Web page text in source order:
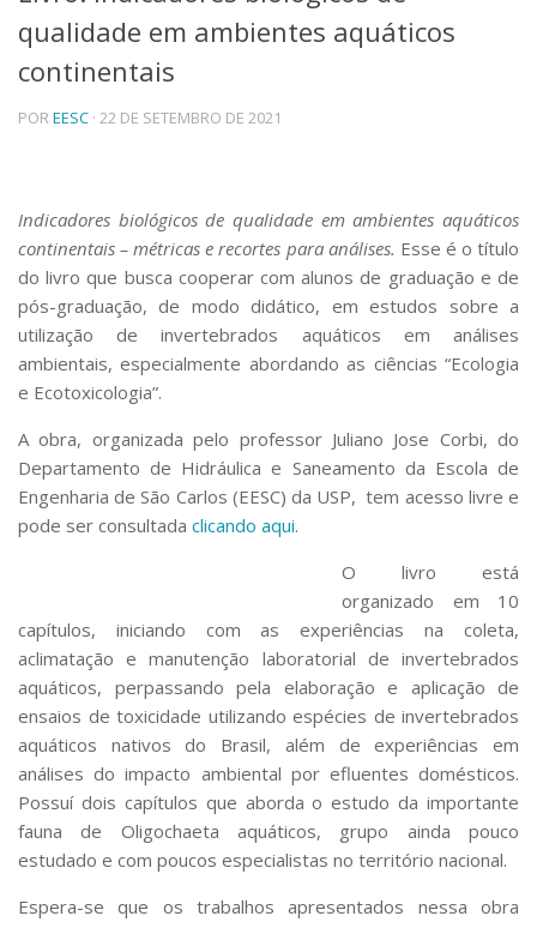
Telefones e Mapas
Pessoas
Ensino
Graduação
Pesquisa e Inovação
Linhas de Pesquisa
Centros, Núcleos e Projetos em Rede
Pós-doutorado
Iniciação Científica
Transferência de Tecnologia
Empresas Juniores
Extensão à Comunidade
Projetos, Programas e Cursos
Artes, Cultura e Esportes
Museus e Espaços Interativos
Segurança, Trânsito e Prevenção
RH, Administrativo e Financeiro
Outros serviços
Comunicação
Assessorias e Mídias
Aplicativos e Sites
Jornal da USP
Agenda de Eventos
Defesa de Teses
qualidade em ambientes aquáticos
continentais
POREESC · 22 DE SETEMBRO DE 2021
Indicadores biológicos de qualidade em ambientes aquáticos
continentais – métricas e recortes para análises. Esse é o título
do livro que busca cooperar com alunos de graduação e de
pós-graduação, de modo didático, em estudos sobre a
utilização de invertebrados aquáticos em análises
ambientais, especialmente abordando as ciências “Ecologia
e Ecotoxicologia”.
A obra, organizada pelo professor Juliano Jose Corbi, do
Departamento de Hidráulica e Saneamento da Escola de
Engenharia de São Carlos (EESC) da USP, tem acesso livre e
pode ser consultada clicando aqui.
O livro está
organizado em 10
capítulos, iniciando com as experiências na coleta,
aclimatação e manutenção laboratorial de invertebrados
aquáticos, perpassando pela elaboração e aplicação de
ensaios de toxicidade utilizando espécies de invertebrados
aquáticos nativos do Brasil, além de experiências em
análises do impacto ambiental por efluentes domésticos.
Possuí dois capítulos que aborda o estudo da importante
fauna de Oligochaeta aquáticos, grupo ainda pouco
estudado e com poucos especialistas no território nacional.
Espera-se que os trabalhos apresentados nessa obra